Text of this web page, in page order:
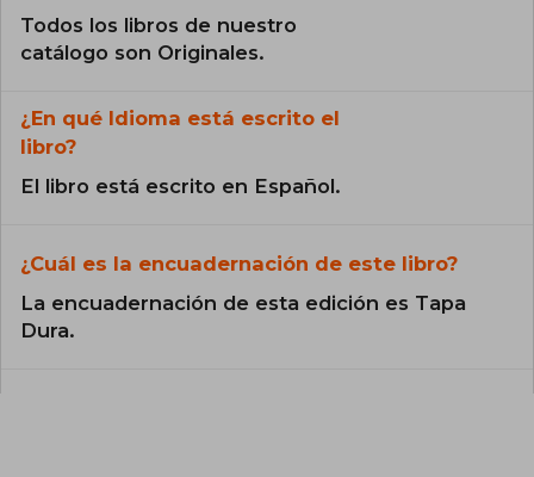
Todos los libros de nuestro
catálogo son Originales.
¿En qué Idioma está escrito el
libro?
El libro está escrito en Español.
¿Cuál es la encuadernación de este libro?
La encuadernación de esta edición es Tapa
Dura.